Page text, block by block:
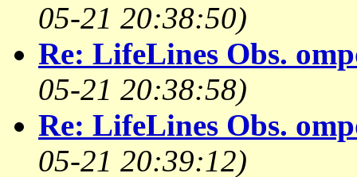
05-21 20:38:50)
Re: LifeLines Obs.
05-21 20:38:58)
Re: LifeLines Obs.
05-21 20:39:12)